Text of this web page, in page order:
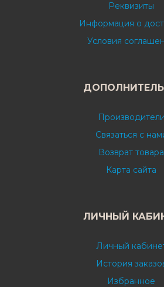
Реквизиты
Информация о
Условия
Производители
Связаться с
Возврат товара
Карта сайта
ЛИЧНЫЙ
Личный
История
Избранное